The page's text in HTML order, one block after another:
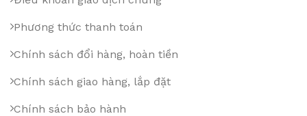
Phương thức thanh toán
Chính sách đổi hàng, hoàn tiền
Chính sách giao hàng, lắp đặt
Chính sách bảo hành